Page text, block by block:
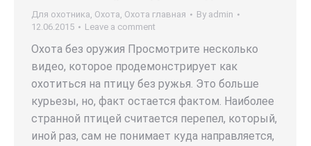
Для охотника Охота Охота главная By admin
12.06.2015
Leave a comment
Охота без оружия Просмотрите несколько
видео, которое продемонстрирует как
охотиться на птицу без ружья. Это больше
курьезы, но, факт остается фактом. Наиболее
странной птицей считается перепел, который,
иной раз, сам не понимает куда направляется,